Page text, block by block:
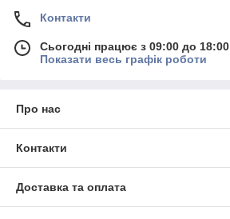
Контакти
Сьогодні працює з 09:00 до 18:00
Показати весь графік роботи
Про нас
Контакти
Доставка та оплата